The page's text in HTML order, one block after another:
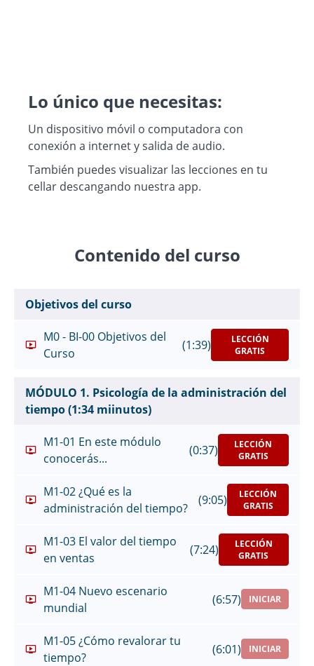
Lo único que necesitas:
Un dispositivo móvil o computadora con
conexión a internet y salida de audio.
También puedes visualizar las lecciones en tu
cellar descangando nuestra app.
Contenido del curso
Objetivos del curso
M0 - BI-00 Objetivos del
Curso
(1:39)
LECCIÓN
GRATIS
MÓDULO 1. Psicología de la administración del
tiempo (1:34 miinutos)
M1-01 En este módulo
conocerás...
(0:37)
LECCIÓN
GRATIS
M1-02 ¿Qué es la
administración del tiempo?
(9:05)
LECCIÓN
GRATIS
M1-03 El valor del tiempo
en ventas
(7:24)
LECCIÓN
GRATIS
M1-04 Nuevo escenario
mundial
(6:57) INICIAR
M1-05 ¿Cómo revalorar tu
tiempo?
(6:01) INICIAR